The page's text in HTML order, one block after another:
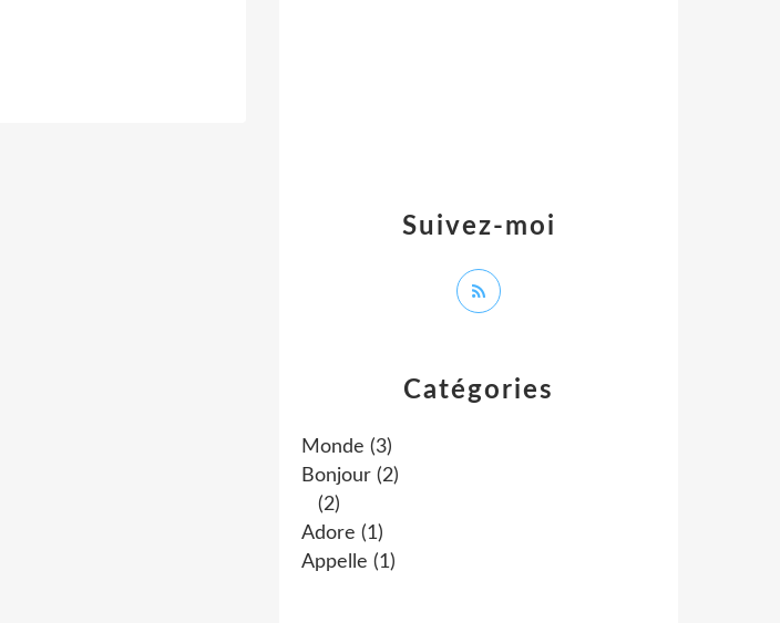
Catégories
Monde (3)
Bonjour (2)
(2)
Adore (1)
Appelle (1)
Suivez-moi